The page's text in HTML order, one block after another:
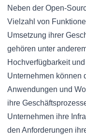
Neben der Open-
Vielzahl von
Umsetzung ihrer
gehören unter
Hochverfügbarkeit
Unternehmen können
Anwendungen und
ihre
Unternehmen ihre
den Anforderungen